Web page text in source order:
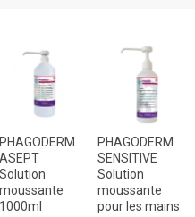
PHAGODERM
ASEPT
Solution
moussante
1000ml
PHAGODERM
SENSITIVE
Solution
moussante
pour les mains